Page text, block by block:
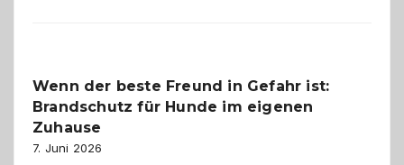
und
herzlich
Wenn der beste Freund in Gefahr ist:
Brandschutz für Hunde im eigenen
Zuhause
7. Juni 2026